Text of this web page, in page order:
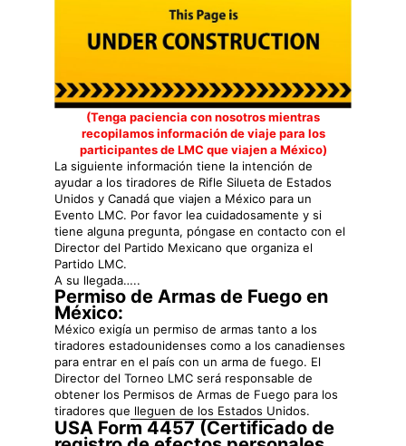
(Tenga paciencia con nosotros mientras
recopilamos información de viaje para los
participantes de LMC que viajen a México)
La siguiente información tiene la intención de
ayudar a los tiradores de Rifle Silueta de Estados
Unidos y Canadá que viajen a México para un
Evento LMC. Por favor lea cuidadosamente y si
tiene alguna pregunta, póngase en contacto con el
Director del Partido Mexicano que organiza el
Partido LMC.
A su llegada…..
Permiso de Armas de Fuego en
México:
México exigía un permiso de armas tanto a los
tiradores estadounidenses como a los canadienses
para entrar en el país con un arma de fuego. El
Director del Torneo LMC será responsable de
obtener los Permisos de Armas de Fuego para los
tiradores que lleguen de los Estados Unidos.
USA Form 4457 (Certificado de